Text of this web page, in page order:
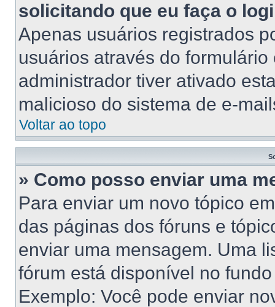
solicitando que eu faça o
Apenas usuários registrados
usuários através do
administrador tiver ativado
malicioso do sistema de e-
Voltar ao topo
» Como posso enviar uma
Para enviar um novo tópico
das páginas dos fóruns e
enviar uma mensagem. Uma
fórum está disponível no
Exemplo: Você pode enviar